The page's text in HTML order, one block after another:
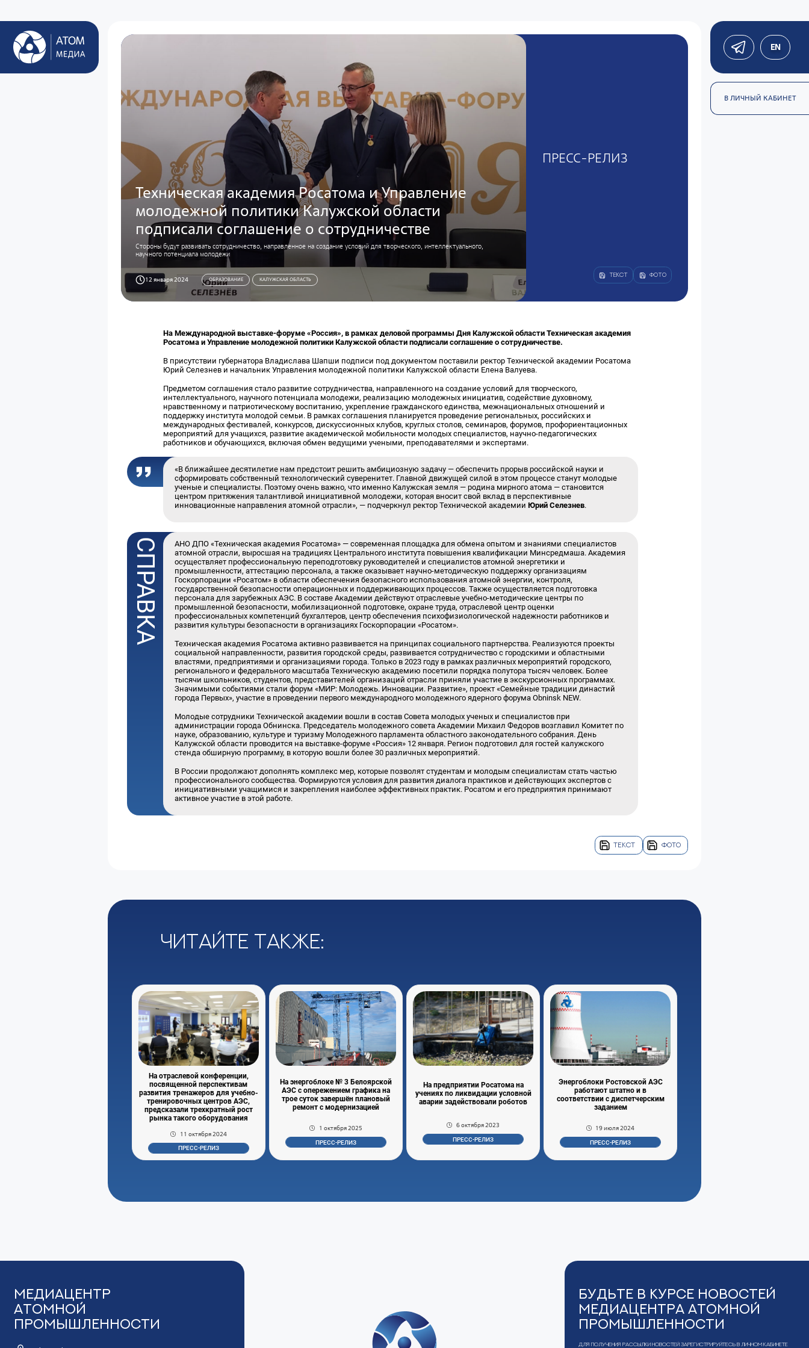
EN
В ЛИЧНЫЙ КАБИНЕТ
Техническая академия Росатома и Управление
молодежной политики Калужской области
подписали соглашение о сотрудничестве
Стороны будут развивать сотрудничество, направленное на создание условий для творческого, интеллектуального,
научного потенциала молодежи
12 января 2024 ОБРАЗОВАНИЕ КАЛУЖСКАЯ ОБЛАСТЬ
ПРЕСС-РЕЛИЗ
ТЕКСТ ФОТО
На Международной выставке-форуме «Россия», в рамках деловой программы Дня Калужской области Техническая академия
Росатома и Управление молодежной политики Калужской области подписали соглашение о сотрудничестве.
В присутствии губернатора Владислава Шапши подписи под документом поставили ректор Технической академии Росатома
Юрий Селезнев и начальник Управления молодежной политики Калужской области Елена Валуева.
Предметом соглашения стало развитие сотрудничества, направленного на создание условий для творческого,
интеллектуального, научного потенциала молодежи, реализацию молодежных инициатив, содействие духовному,
нравственному и патриотическому воспитанию, укрепление гражданского единства, межнациональных отношений и
поддержку института молодой семьи. В рамках соглашения планируется проведение региональных, российских и
международных фестивалей, конкурсов, дискуссионных клубов, круглых столов, семинаров, форумов, профориентационных
мероприятий для учащихся, развитие академической мобильности молодых специалистов, научно-педагогических
работников и обучающихся, включая обмен ведущими учеными, преподавателями и экспертами.
«В ближайшее десятилетие нам предстоит решить амбициозную задачу — обеспечить прорыв российской науки и
сформировать собственный технологический суверенитет. Главной движущей силой в этом процессе станут молодые
ученые и специалисты. Поэтому очень важно, что именно Калужская земля — родина мирного атома — становится
центром притяжения талантливой инициативной молодежи, которая вносит свой вклад в перспективные
инновационные направления атомной отрасли», — подчеркнул ректор Технической академии Юрий Селезнев.
АНО ДПО «Техническая академия Росатома» — современная площадка для обмена опытом и знаниями специалистов
атомной отрасли, выросшая на традициях Центрального института повышения квалификации Минсредмаша. Академия
осуществляет профессиональную переподготовку руководителей и специалистов атомной энергетики и
промышленности, аттестацию персонала, а также оказывает научно-методическую поддержку организациям
Госкорпорации «Росатом» в области обеспечения безопасного использования атомной энергии, контроля,
государственной безопасности операционных и поддерживающих процессов. Также осуществляется подготовка
персонала для зарубежных АЭС. В составе Академии действуют отраслевые учебно-методические центры по
промышленной безопасности, мобилизационной подготовке, охране труда, отраслевой центр оценки
профессиональных компетенций бухгалтеров, центр обеспечения психофизиологической надежности работников и
развития культуры безопасности в организациях Госкорпорации «Росатом».
Техническая академия Росатома активно развивается на принципах социального партнерства. Реализуются проекты
социальной направленности, развития городской среды, развивается сотрудничество с городскими и областными
властями, предприятиями и организациями города. Только в 2023 году в рамках различных мероприятий городского,
регионального и федерального масштаба Техническую академию посетили порядка полутора тысяч человек. Более
тысячи школьников, студентов, представителей организаций отрасли приняли участие в экскурсионных программах.
Значимыми событиями стали форум «МИР: Молодежь. Инновации. Развитие», проект «Семейные традиции династий
города Первых», участие в проведении первого международного молодежного ядерного форума Obninsk NEW.
Молодые сотрудники Технической академии вошли в состав Совета молодых ученых и специалистов при
администрации города Обнинска. Председатель молодежного совета Академии Михаил Федоров возглавил Комитет по
науке, образованию, культуре и туризму Молодежного парламента областного законодательного собрания. День
Калужской области проводится на выставке-форуме «Россия» 12 января. Регион подготовил для гостей калужского
стенда обширную программу, в которую вошли более 30 различных мероприятий.
В России продолжают дополнять комплекс мер, которые позволят студентам и молодым специалистам стать частью
профессионального сообщества. Формируются условия для развития диалога практиков и действующих экспертов с
инициативными учащимися и закрепления наиболее эффективных практик. Росатом и его предприятия принимают
активное участие в этой работе.
ТЕКСТ ФОТО
Читайте также:
На отраслевой конференции,
посвященной перспективам
развития тренажеров для учебно-
тренировочных центров АЭС,
предсказали трехкратный рост
рынка такого оборудования
11 октября 2024
ПРЕСС-РЕЛИЗ
На энергоблоке № 3 Белоярской
АЭС с опережением графика на
трое суток завершён плановый
ремонт с модернизацией
1 октября 2025
ПРЕСС-РЕЛИЗ
На предприятии Росатома на
учениях по ликвидации условной
аварии задействовали роботов
6 октября 2023
ПРЕСС-РЕЛИЗ
Энергоблоки Ростовской АЭС
работают штатно и в
соответствии с диспетчерским
заданием
19 июля 2024
ПРЕСС-РЕЛИЗ
Медиацентр
Атомной
Промышленности
Будьте в курсе новостей
Медиацентра Атомной
Промышленности
Для получения рассылки новостей зарегистрируйтесь в Личном кабинете